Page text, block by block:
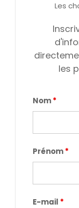
Les
les
Nom*
Prénom*
E-mail *